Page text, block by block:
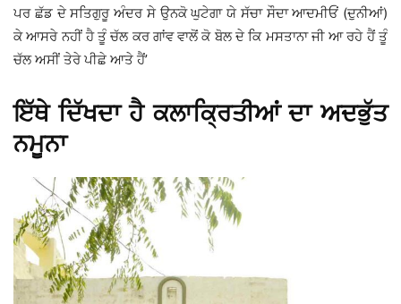
ਪਰ ਛੱਡ ਦੇ ਸਤਿਗੁਰੂ ਅੰਦਰ ਸੇ ਉਨਕੋ ਘੁਟੇਗਾ ਯੇ ਸੱਚਾ ਸੌਦਾ ਆਦਮੀਓਂ (ਦੁਨੀਆਂ)
ਕੇ ਆਸਰੇ ਨਹੀਂ ਹੈ ਤੂੰ ਚੱਲ ਕਰ ਗਾਂਵ ਵਾਲੋਂ ਕੋ ਬੋਲ ਦੇ ਕਿ ਮਸਤਾਨਾ ਜੀ ਆ ਰਹੇ ਹੈਂ ਤੂੰ
ਚੱਲ ਅਸੀਂ ਤੇਰੇ ਪੀਛੇ ਆਤੇ ਹੈਂ’
ਇੱਥੇ ਦਿੱਖਦਾ ਹੈ ਕਲਾਕ੍ਰਿਤੀਆਂ ਦਾ ਅਦਭੁੱਤ
ਨਮੂਨਾ